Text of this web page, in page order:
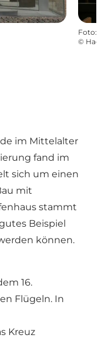
Foto:
©
im Mittelalter
fand im
sich um einen
mit
stammt
Beispiel
können.
16.
Flügeln. In
Kreuz